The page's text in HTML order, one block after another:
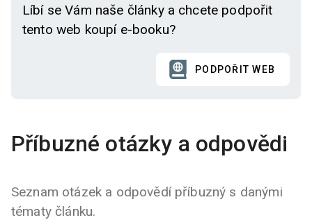
Líbí se Vám naše články a chcete podpořit
tento web koupí e-booku?
PODPOŘIT WEB
Příbuzné otázky a odpovědi
Seznam otázek a odpovědí příbuzný s danými
tématy článku.